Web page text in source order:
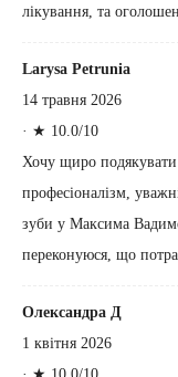
лікування, та
Larysa Petrunia
14 травня 2026
· ★ 10.0/10
Хочу щиро
професіоналізм,
зуби у Максима
переконуюся, що
Олександра Д
1 квітня 2026